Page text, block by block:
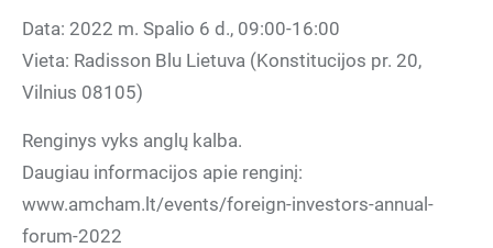
Data: 2022 m. Spalio 6 d., 09:00-16:00
Vieta: Radisson Blu Lietuva (Konstitucijos pr. 20,
Vilnius 08105)
Renginys vyks anglų kalba.
Daugiau informacijos apie renginį:
www.amcham.lt/events/foreign-investors-annual-
forum-2022